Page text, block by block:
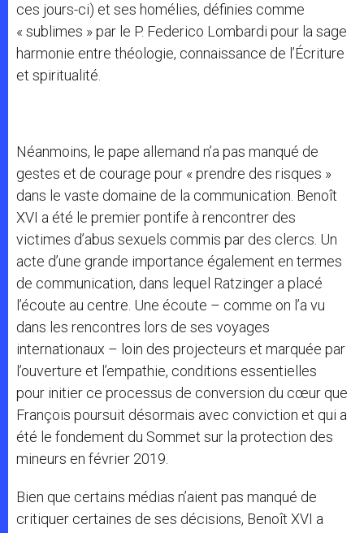
ces jours-ci) et ses homélies, définies comme
« sublimes » par le P. Federico Lombardi pour la sage
harmonie entre théologie, connaissance de l’Écriture
et spiritualité.
Néanmoins, le pape allemand n’a pas manqué de
gestes et de courage pour « prendre des risques »
dans le vaste domaine de la communication. Benoît
XVI a été le premier pontife à rencontrer des
victimes d’abus sexuels commis par des clercs. Un
acte d’une grande importance également en termes
de communication, dans lequel Ratzinger a placé
l’écoute au centre. Une écoute – comme on l’a vu
dans les rencontres lors de ses voyages
internationaux – loin des projecteurs et marquée par
l’ouverture et l’empathie, conditions essentielles
pour initier ce processus de conversion du cœur que
François poursuit désormais avec conviction et qui a
été le fondement du Sommet sur la protection des
mineurs en février 2019.
Bien que certains médias n’aient pas manqué de
critiquer certaines de ses décisions, Benoît XVI a